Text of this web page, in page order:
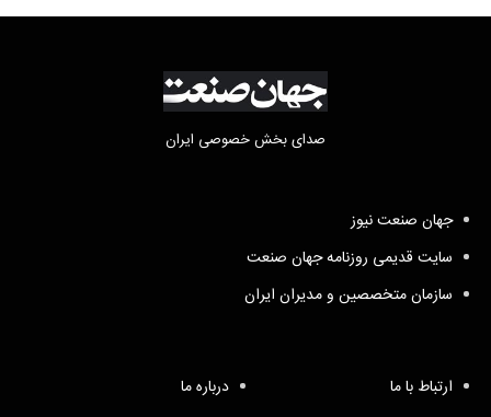
صدای بخش خصوصی ایران
جهان صنعت نیوز
سایت قدیمی روزنامه جهان صنعت
سازمان متخصصین و مدیران ایران
ارتباط با ما درباره ما